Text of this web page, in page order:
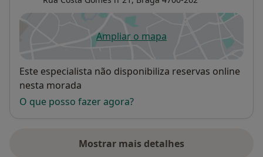
Ampliar o mapaabre num novo separador
Disponibilidade
Este especialista não disponibiliza reservas online
nesta morada
O que posso fazer agora?
Mostrar mais detalhes
sobre o endereço